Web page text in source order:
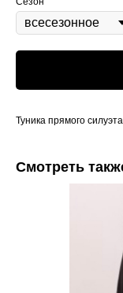
Туника прямого
Смотреть